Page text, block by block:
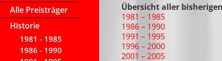
Alle Preisträger
Historie
1981 - 1985
1986 - 1990
Übersicht aller
1981 – 1985
1986 – 1990
1991 – 1995
1996 – 2000
2001 – 2005